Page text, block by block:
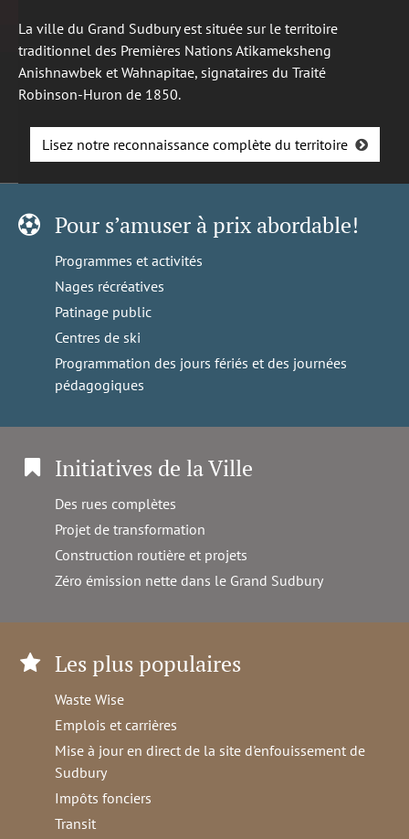
La ville du Grand Sudbury est située sur le territoire
traditionnel des Premières Nations Atikameksheng
Anishnawbek et Wahnapitae, signataires du Traité
Robinson-Huron de 1850.
Lisez notre reconnaissance complète du territoire
Pour s’amuser à prix abordable!
Programmes et activités
Nages récréatives
Patinage public
Centres de ski
Programmation des jours fériés et des journées
pédagogiques
Initiatives de la Ville
Des rues complètes
Projet de transformation
Construction routière et projets
Zéro émission nette dans le Grand Sudbury
Les plus populaires
Waste Wise
Emplois et carrières
Mise à jour en direct de la site d'enfouissement de
Sudbury
Impôts fonciers
Transit